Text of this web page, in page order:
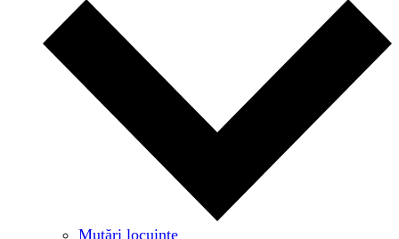
Mutări locuințe